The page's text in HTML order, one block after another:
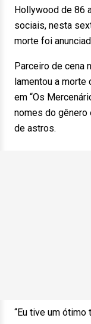
Hollywood de 86
sociais, nesta
morte foi
Parceiro de cena
lamentou a morte
em “Os
nomes do gênero
de astros.
“Eu tive um ótimo